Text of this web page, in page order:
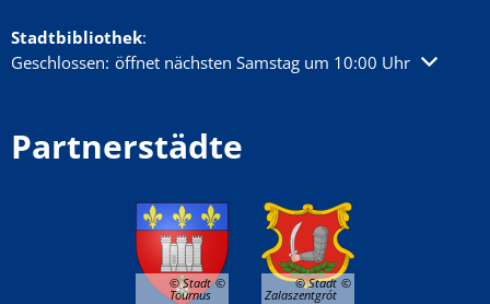
Stadtbibliothek:
Klicken, um weitere Öffnungs- oder Schließzeiten auszublenden
Geschlossen: öffnet nächsten Samstag um 10:00 Uhr
Partnerstädte
© Stadt
Tournus
© Stadt
Zalaszentgrót